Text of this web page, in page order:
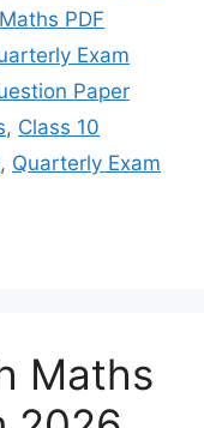
PDF
Exam
Paper
, Class 10
, Quarterly Exam
Maths